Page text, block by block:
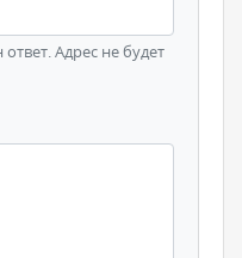
Адрес не будет